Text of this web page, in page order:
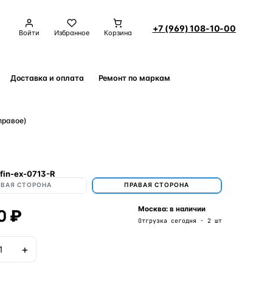
Войти Избранное Корзина +7 (969) 108-10-00
Доставка и оплата Ремонт по маркам
ex-0713-R
СТОРОНА ПРАВАЯ СТОРОНА
₽ Москва: в наличии
Отгрузка сегодня · 2 шт
+